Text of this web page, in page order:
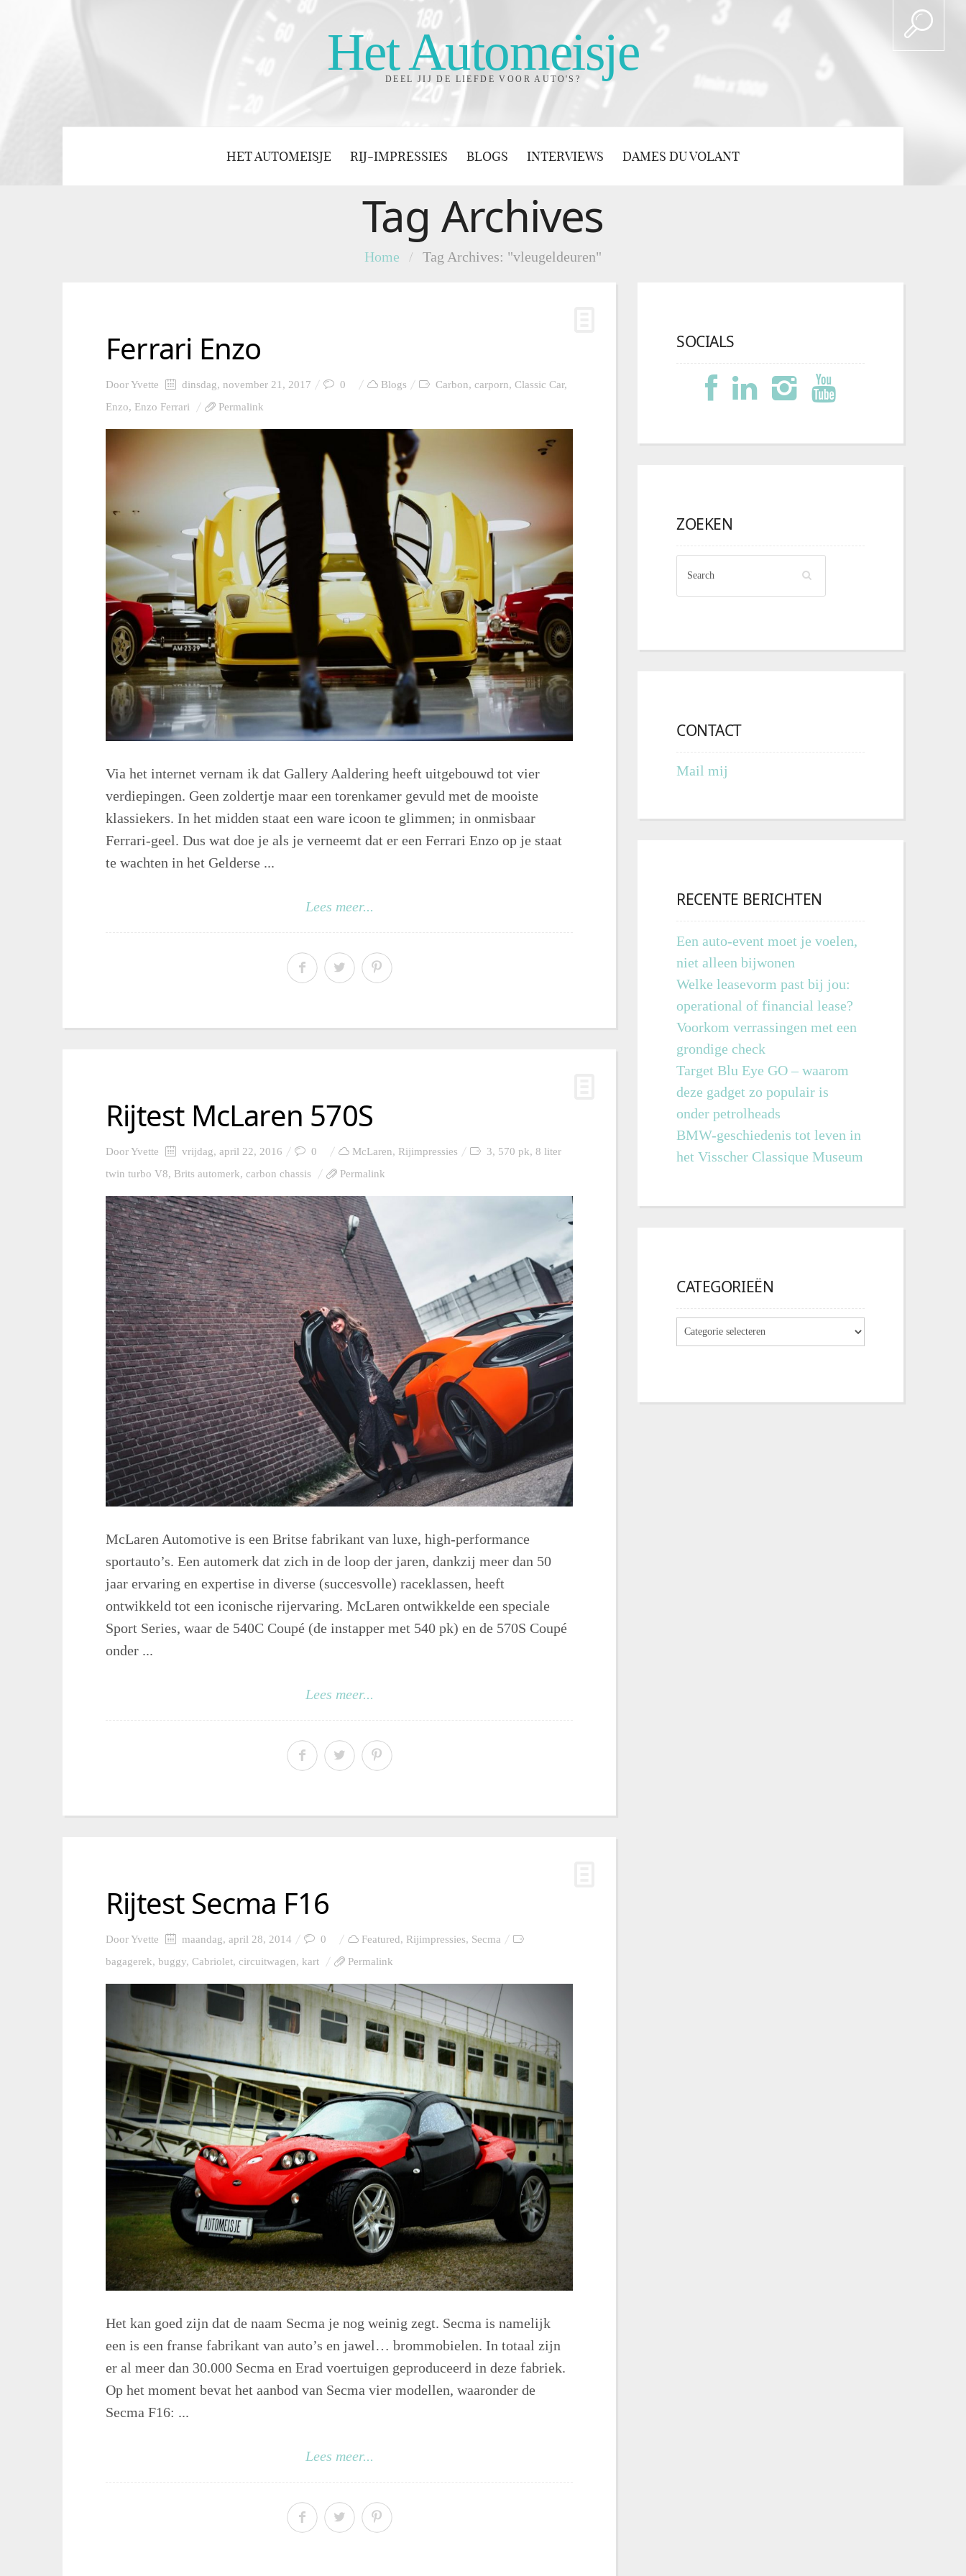
Het Automeisje
DEEL JIJ DE LIEFDE VOOR AUTO'S?
HET AUTOMEISJE RIJ-IMPRESSIES BLOGS INTERVIEWS DAMES DU VOLANT
Tag Archives
Home / Tag Archives: "vleugeldeuren"
Ferrari Enzo
DoorYvette dinsdag, november 21, 2017 0 Blogs Carbon, carporn, Classic Car,
Enzo, Enzo Ferrari Permalink
Via het internet vernam ik dat Gallery Aaldering heeft uitgebouwd tot vier
verdiepingen. Geen zoldertje maar een torenkamer gevuld met de mooiste
klassiekers. In het midden staat een ware icoon te glimmen; in onmisbaar
Ferrari-geel. Dus wat doe je als je verneemt dat er een Ferrari Enzo op je staat
te wachten in het Gelderse ...
Lees meer...
Rijtest McLaren 570S
DoorYvette vrijdag, april 22, 2016 0 McLaren, Rijimpressies 3, 570 pk, 8 liter
twin turbo V8, Brits automerk, carbon chassis Permalink
McLaren Automotive is een Britse fabrikant van luxe, high-performance
sportauto’s. Een automerk dat zich in de loop der jaren, dankzij meer dan 50
jaar ervaring en expertise in diverse (succesvolle) raceklassen, heeft
ontwikkeld tot een iconische rijervaring. McLaren ontwikkelde een speciale
Sport Series, waar de 540C Coupé (de instapper met 540 pk) en de 570S Coupé
onder ...
Lees meer...
Rijtest Secma F16
DoorYvette maandag, april 28, 2014 0 Featured, Rijimpressies, Secma
bagagerek, buggy, Cabriolet, circuitwagen, kart Permalink
Het kan goed zijn dat de naam Secma je nog weinig zegt. Secma is namelijk
een is een franse fabrikant van auto’s en jawel… brommobielen. In totaal zijn
er al meer dan 30.000 Secma en Erad voertuigen geproduceerd in deze fabriek.
Op het moment bevat het aanbod van Secma vier modellen, waaronder de
Secma F16: ...
Lees meer...
SOCIALS
ZOEKEN
CONTACT
Mail mij
RECENTE BERICHTEN
Een auto-event moet je voelen,
niet alleen bijwonen
Welke leasevorm past bij jou:
operational of financial lease?
Voorkom verrassingen met een
grondige check
Target Blu Eye GO – waarom
deze gadget zo populair is
onder petrolheads
BMW-geschiedenis tot leven in
het Visscher Classique Museum
CATEGORIEËN